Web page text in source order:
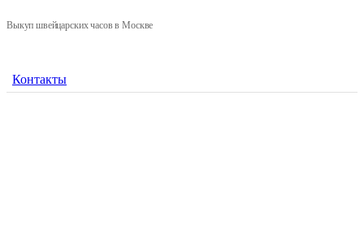
Выкуп швейцарских часов в Москве
Контакты